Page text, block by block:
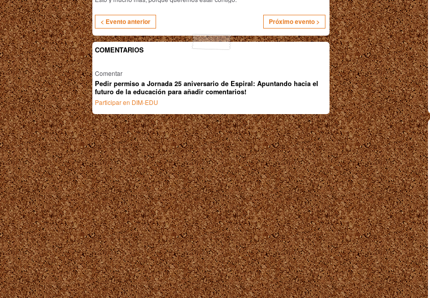
< Evento anterior Próximo evento >
COMENTARIOS
Comentar
Pedir permiso a Jornada 25 aniversario de Espiral: Apuntando hacia el
futuro de la educación para añadir comentarios!
Participar en DIM-EDU